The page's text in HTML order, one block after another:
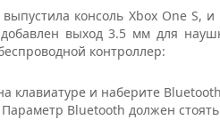
консоль Xbox One S,
выход 3.5 мм для
контроллер:
клавиатуре и наберите
Bluetooth должен